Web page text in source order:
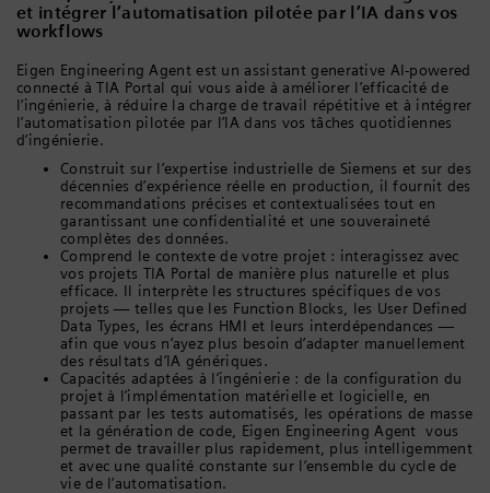
et intégrer l’automatisation pilotée par l’IA dans vos
workflows
Eigen Engineering Agent est un assistant generative AI-powered
connecté à TIA Portal qui vous aide à améliorer l’efficacité de
l’ingénierie, à réduire la charge de travail répétitive et à intégrer
l’automatisation pilotée par l’IA dans vos tâches quotidiennes
d’ingénierie.
Construit sur l’expertise industrielle de Siemens et sur des
décennies d’expérience réelle en production, il fournit des
recommandations précises et contextualisées tout en
garantissant une confidentialité et une souveraineté
complètes des données.
Comprend le contexte de votre projet : interagissez avec
vos projets TIA Portal de manière plus naturelle et plus
efficace. Il interprète les structures spécifiques de vos
projets — telles que les Function Blocks, les User Defined
Data Types, les écrans HMI et leurs interdépendances —
afin que vous n’ayez plus besoin d’adapter manuellement
des résultats d’IA génériques.
Capacités adaptées à l’ingénierie : de la configuration du
projet à l’implémentation matérielle et logicielle, en
passant par les tests automatisés, les opérations de masse
et la génération de code, Eigen Engineering Agent vous
permet de travailler plus rapidement, plus intelligemment
et avec une qualité constante sur l’ensemble du cycle de
vie de l’automatisation.